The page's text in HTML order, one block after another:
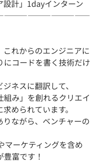
計」1dayインターン
れからのエンジニアに
コードを書く技術だけ
ネスに翻訳して、
組み」を創れるクリエイ
められています。
ながら、ベンチャーの
マーケティングを含め
富です！